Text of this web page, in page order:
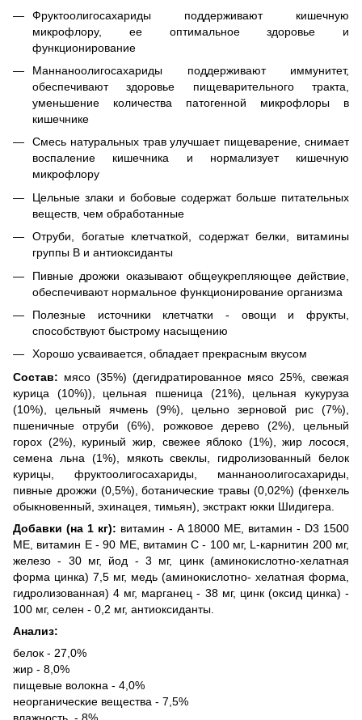
Фруктоолигосахариды поддерживают кишечную
микрофлору, ее оптимальное здоровье и
функционирование
Маннаноолигосахариды поддерживают иммунитет,
обеспечивают здоровье пищеварительного тракта,
уменьшение количества патогенной микрофлоры в
кишечнике
Смесь натуральных трав улучшает пищеварение, снимает
воспаление кишечника и нормализует кишечную
микрофлору
Цельные злаки и бобовые содержат больше питательных
веществ, чем обработанные
Отруби, богатые клетчаткой, содержат белки, витамины
группы B и антиоксиданты
Пивные дрожжи оказывают общеукрепляющее действие,
обеспечивают нормальное функционирование организма
Полезные источники клетчатки - овощи и фрукты,
способствуют быстрому насыщению
Хорошо усваивается, обладает прекрасным вкусом
Состав: мясо (35%) (дегидратированное мясо 25%, свежая
курица (10%)), цельная пшеница (21%), цельная кукуруза
(10%), цельный ячмень (9%), цельно зерновой рис (7%),
пшеничные отруби (6%), рожковое дерево (2%), цельный
горох (2%), куриный жир, свежее яблоко (1%), жир лосося,
семена льна (1%), мякоть свеклы, гидролизованный белок
курицы, фруктоолигосахариды, маннаноолигосахариды,
пивные дрожжи (0,5%), ботанические травы (0,02%) (фенхель
обыкновенный, эхинацея, тимьян), экстракт юкки Шидигера.
Добавки (на 1 кг): витамин - А 18000 МЕ, витамин - D3 1500
МЕ, витамин Е - 90 МЕ, витамин С - 100 мг, L-карнитин 200 мг,
железо - 30 мг, йод - 3 мг, цинк (аминокислотно-хелатная
форма цинка) 7,5 мг, медь (аминокислотно- хелатная форма,
гидролизованная) 4 мг, марганец - 38 мг, цинк (оксид цинка) -
100 мг, селен - 0,2 мг, антиоксиданты.
Анализ:
белок - 27,0%
жир - 8,0%
пищевые волокна - 4,0%
неорганические вещества - 7,5%
влажность - 8%